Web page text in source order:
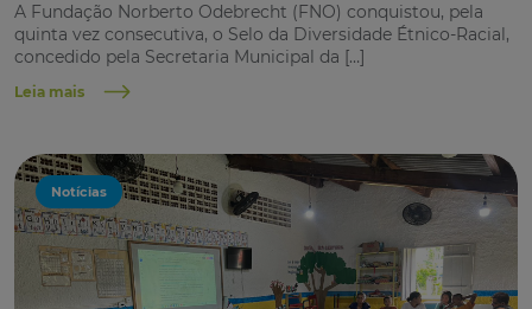
A Fundação Norberto Odebrecht (FNO) conquistou, pela
quinta vez consecutiva, o Selo da Diversidade Étnico-Racial,
concedido pela Secretaria Municipal da […]
Leia mais
Notícias